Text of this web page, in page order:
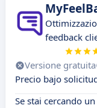
feedback
Versione gratuita
Precio bajo
Se stai cercando